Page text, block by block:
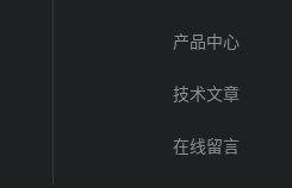
产品中心
技术文章
在线留言